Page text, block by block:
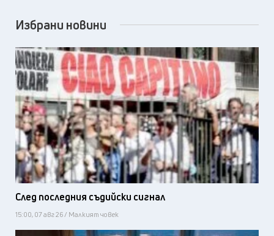
Избрани новини
След последния съдийски сигнал
15:00, 07 авг 26 / Малкият човек